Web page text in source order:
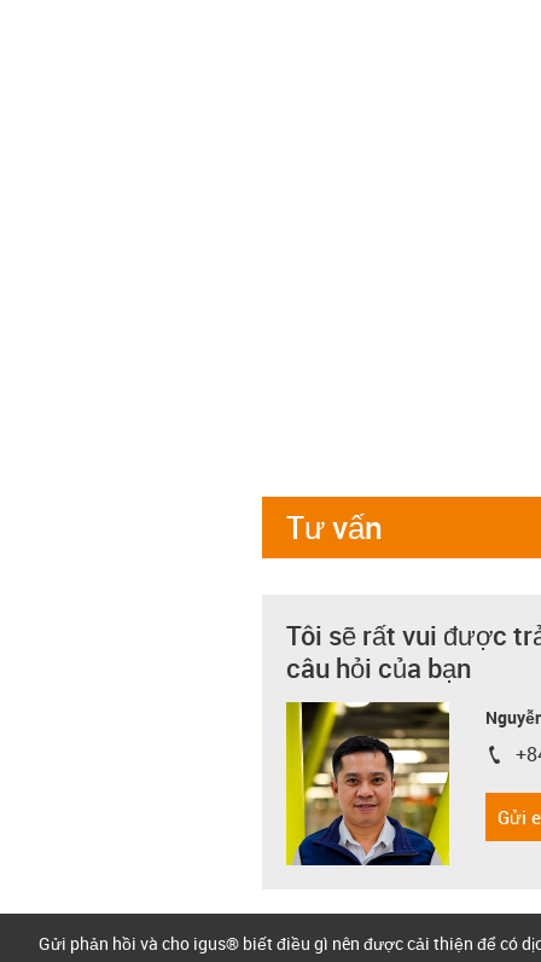
Tư vấn
Tôi sẽ rất vui được
câu hỏi của bạn
igus-
Gửi
Gửi phản hồi và cho igus® biết điều gì nên được cải thiện để có